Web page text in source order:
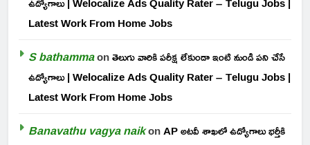
Latest Work From Home Jobs
S bathammaonతెలుగు వారికి పరీక్ష లేకుండా ఇంటి నుండి పని చేసే
ఉద్యోగాలు | Welocalize Ads Quality Rater – Telugu Jobs |
Latest Work From Home Jobs
Banavathu vagya naikonAP అటవీ శాఖలో ఉద్యోగాలు భర్తీకి